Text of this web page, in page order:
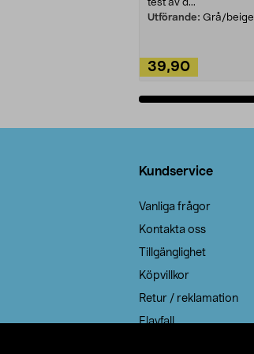
test av d...
Utförande: Grå/beige
39,90
Kundservice
Vanliga frågor
Kontakta oss
Tillgänglighet
Köpvillkor
Retur / reklamation
Elavfall